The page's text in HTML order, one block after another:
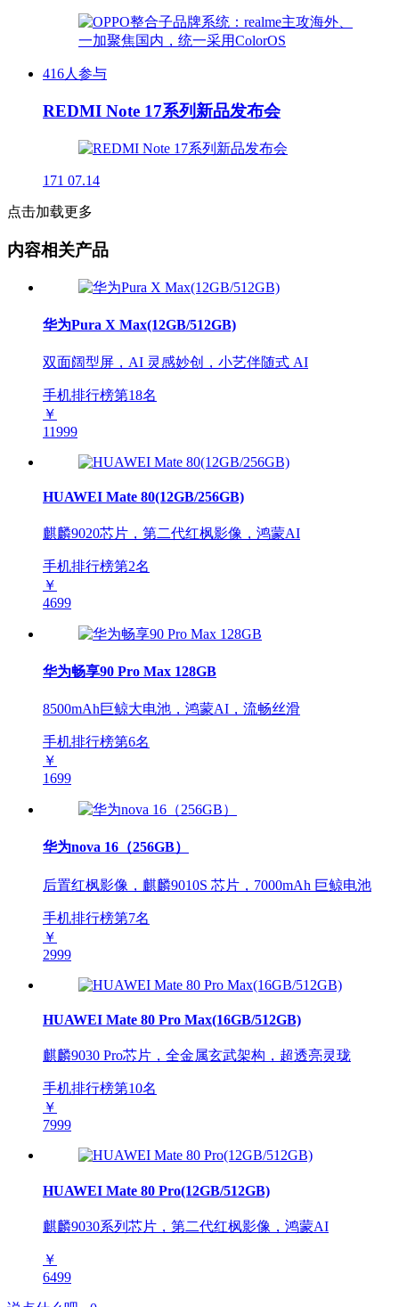
416人参与
REDMI Note 17系列新品发布会
171 07.14
点击加载更多
内容相关产品
华为Pura X Max(12GB/512GB)
双面阔型屏，AI 灵感妙创，小艺伴随式 AI
手机排行榜第18名
￥
11999
HUAWEI Mate 80(12GB/256GB)
麒麟9020芯片，第二代红枫影像，鸿蒙AI
手机排行榜第2名
￥
4699
华为畅享90 Pro Max 128GB
8500mAh巨鲸大电池，鸿蒙AI，流畅丝滑
手机排行榜第6名
￥
1699
华为nova 16（256GB）
后置红枫影像，麒麟9010S 芯片，7000mAh 巨鲸电池
手机排行榜第7名
￥
2999
HUAWEI Mate 80 Pro Max(16GB/512GB)
麒麟9030 Pro芯片，全金属玄武架构，超透亮灵珑
手机排行榜第10名
￥
7999
HUAWEI Mate 80 Pro(12GB/512GB)
麒麟9030系列芯片，第二代红枫影像，鸿蒙AI
￥
6499